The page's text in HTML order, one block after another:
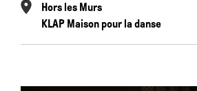
Hors les Murs
KLAP Maison pour la danse